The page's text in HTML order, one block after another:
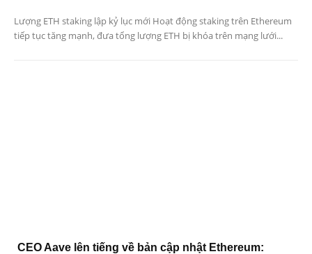
Lượng ETH staking lập kỷ lục mới Hoạt động staking trên Ethereum
tiếp tục tăng mạnh, đưa tổng lượng ETH bị khóa trên mạng lưới...
CEO Aave lên tiếng về bản cập nhật Ethereum: